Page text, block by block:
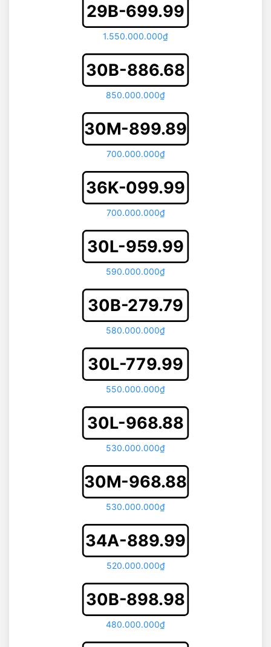
29B-699.99
1.550.000.000₫
30B-886.68
850.000.000₫
30M-899.89
700.000.000₫
36K-099.99
700.000.000₫
30L-959.99
590.000.000₫
30B-279.79
580.000.000₫
30L-779.99
550.000.000₫
30L-968.88
530.000.000₫
30M-968.88
530.000.000₫
34A-889.99
520.000.000₫
30B-898.98
480.000.000₫